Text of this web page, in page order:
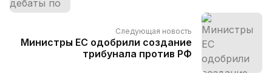
Следующая новость
Министры ЕС одобрили создание
трибунала против РФ